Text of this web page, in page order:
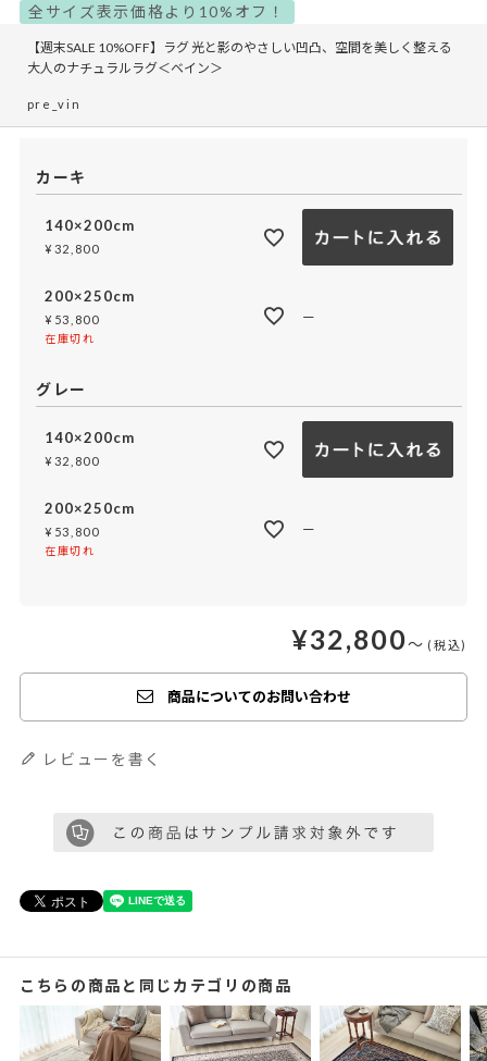
全サイズ表示価格より10%オフ！
【週末SALE 10%OFF】ラグ 光と影のやさしい凹凸、空間を美しく整える
大人のナチュラルラグ＜ベイン＞
pre_vin
カーキ
140×200cm
¥ 32,800
200×250cm
¥ 53,800
在庫切れ
—
グレー
140×200cm
¥ 32,800
200×250cm
¥ 53,800
在庫切れ
—
¥32,800〜
商品についてのお問い合わせ
レビューを書く
こちらの商品と同じカテゴリの商品